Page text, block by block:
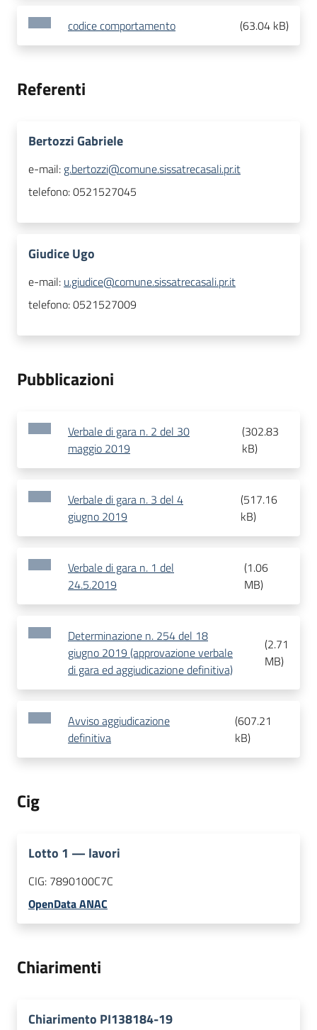
codice comportamento (63.04 kB)
Referenti
Bertozzi Gabriele
e-mail: g.bertozzi@comune.sissatrecasali.pr.it
telefono:0521527045
Giudice Ugo
e-mail: u.giudice@comune.sissatrecasali.pr.it
telefono:0521527009
Pubblicazioni
Verbale di gara n. 2 del 30
maggio 2019
(302.83
kB)
Verbale di gara n. 3 del 4
giugno 2019
(517.16
kB)
Verbale di gara n. 1 del
24.5.2019
(1.06
MB)
Determinazione n. 254 del 18
giugno 2019 (approvazione verbale
di gara ed aggiudicazione definitiva)
(2.71
MB)
Avviso aggiudicazione
definitiva
(607.21
kB)
Cig
Lotto 1 — lavori
CIG: 7890100C7C
OpenData ANAC
Chiarimenti
Chiarimento PI138184-19